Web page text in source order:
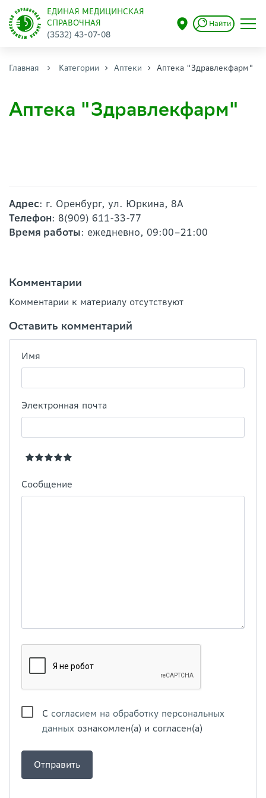
ЕДИНАЯ МЕДИЦИНСКАЯ
СПРАВОЧНАЯ
(3532) 43-07-08
Найти
Главная Категории Аптеки Аптека "Здравлекфарм"
Аптека "Здравлекфарм"
Адрес: г. Оренбург, ул. Юркина, 8А
Телефон: 8(909) 611-33-77
Время работы: ежедневно, 09:00–21:00
Комментарии
Комментарии к материалу отсутствуют
Оставить комментарий
Имя
Электронная почта
Сообщение
С согласием на обработку персональных
данных ознакомлен(а) и согласен(а)